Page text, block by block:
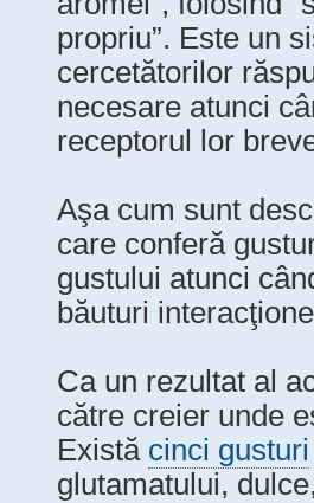
propriu”. Este un
cercetătorilor
necesare atunci
receptorul lor
Aşa cum sunt
care conferă
gustului atunci
băuturi
Ca un rezultat al
către creier unde
Există cinci gusturi
glutamatului,